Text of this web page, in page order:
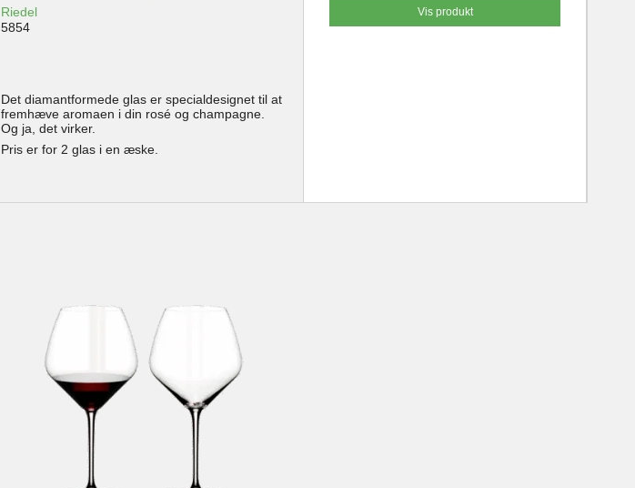
Riedel
5854
Det diamantformede glas er specialdesignet til at
fremhæve aromaen i din rosé og champagne.
Og ja, det virker.
Pris er for 2 glas i en æske.
Vis produkt